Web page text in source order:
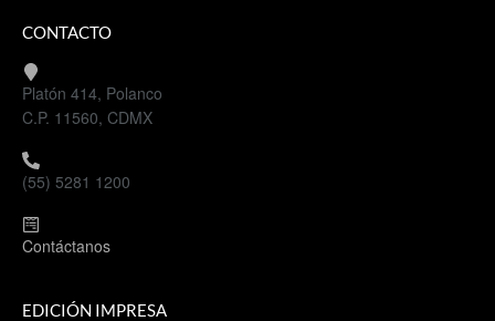
CONTACTO
Platón 414, Polanco
C.P. 11560, CDMX
(55) 5281 1200
Contáctanos
EDICIÓN IMPRESA